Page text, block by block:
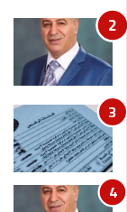
ن
ي
"
ا
ل
أ
ح
د
ا
ل
ع
ز
ز
ح
ض
و
ر
ا
ل
أ